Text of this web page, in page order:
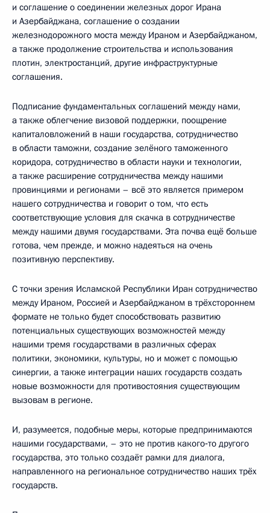
и соглашение о соединении железных дорог Ирана
и Азербайджана, соглашение о создании
железнодорожного моста между Ираном и Азербайджаном,
а также продолжение строительства и использования
плотин, электростанций, другие инфраструктурные
соглашения.
Подписание фундаментальных соглашений между нами,
а также облегчение визовой поддержки, поощрение
капиталовложений в наши государства, сотрудничество
в области таможни, создание зелёного таможенного
коридора, сотрудничество в области науки и технологии,
а также расширение сотрудничества между нашими
провинциями и регионами – всё это является примером
нашего сотрудничества и говорит о том, что есть
соответствующие условия для скачка в сотрудничестве
между нашими двумя государствами. Эта почва ещё больше
готова, чем прежде, и можно надеяться на очень
позитивную перспективу.
С точки зрения Исламской Республики Иран сотрудничество
между Ираном, Россией и Азербайджаном в трёхстороннем
формате не только будет способствовать развитию
потенциальных существующих возможностей между
нашими тремя государствами в различных сферах
политики, экономики, культуры, но и может с помощью
синергии, а также интеграции наших государств создать
новые возможности для противостояния существующим
вызовам в регионе.
И, разумеется, подобные меры, которые предпринимаются
нашими государствами, – это не против какого‑то другого
государства, это только создаёт рамки для диалога,
направленного на региональное сотрудничество наших трёх
государств.